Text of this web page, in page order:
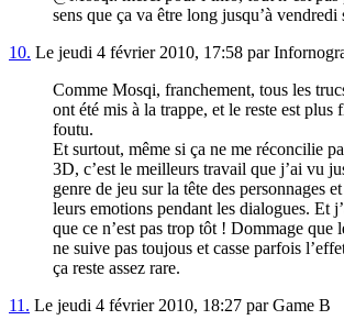
sens que ça va être long jusqu’à
10. Le jeudi 4 février 2010, 17:58 par
Comme Mosqi, franchement, tous les
ont été mis à la trappe, et le reste est plus
foutu.
Et surtout, même si ça ne me réconcilie
3D, c’est le meilleurs travail que j’ai vu
genre de jeu sur la tête des personnages
leurs emotions pendant les dialogues. Et
que ce n’est pas trop tôt ! Dommage que
ne suive pas toujous et casse parfois
ça reste assez rare.
11. Le jeudi 4 février 2010, 18:27 par Game B